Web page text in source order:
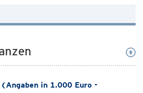
(Angaben in 1.000 Euro -